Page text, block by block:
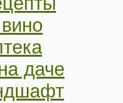
даче